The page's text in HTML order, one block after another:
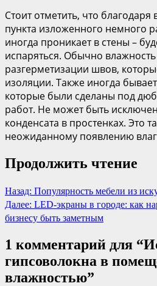
Стоит отметить, что
пункта изложенного немного
иногда проникает в стены –
испаряться. Обычно
разгерметизации швов,
изоляции. Также иногда
которые были сделаны под
работ. Не может быть
конденсата в простенках. Это
неожиданному появлению
Продолжить чтение
Назад: Популярность мебели из
Далее: LED-экраны в городе: как
бизнесу быть заметным
1 комментарий для “
гипсоволокна в
влажностью”